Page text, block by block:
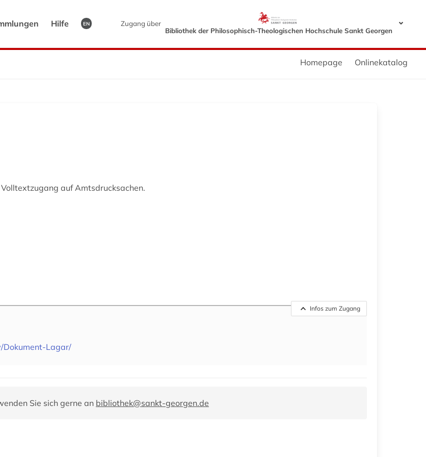
Hilfe EN
Zugang über
Bibliothek der Philosophisch-Theologischen Hochschule Sankt Georgen
Homepage Onlinekatalog
auf Amtsdrucksachen.
Infos zum Zugang
Dokument-Lagar/
Sie sich gerne an bibliothek@sankt-georgen.de